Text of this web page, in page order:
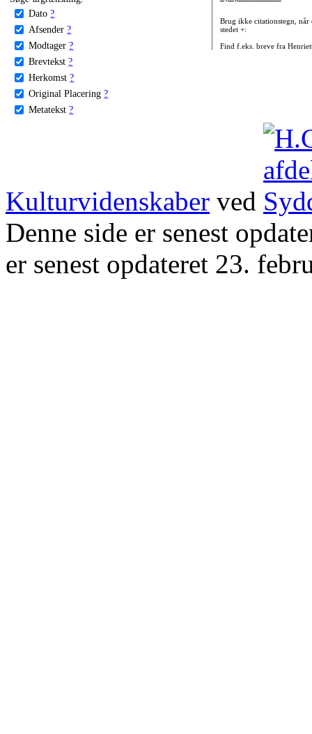
Dato ?
Afsender ?
Modtager ?
Brevtekst ?
Herkomst ?
Original Placering ?
Metatekst ?
Brug ikke citationstegn, når
stedet +:
Find f.eks. breve fra
Kulturvidenskaber ved
Denne side er senest
er senest opdateret 23.